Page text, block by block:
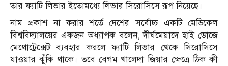
তার ফ্যাটি লিভার ইতোমধ্যে লিভার সিরোসিসে রূপ নিয়েছে।
নাম প্রকাশ না করার শর্তে দেশের সর্বোচ্চ একটি মেডিকেল
বিশ্ববিদ্যালয়ের একজন অধ্যাপক বলেন, দীর্ঘমেয়াদে হাই ডোজে
মেথোট্রেক্সেট ব্যবহার করলে ফ্যাটি লিভার থেকে সিরোসিসে
যাওয়ার ঝুঁকি থাকে। তবে বেগম খালেদা জিয়ার ক্ষেত্রে ঠিক কী